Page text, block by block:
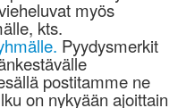
myös
kts.
Pyydysmerkit
postitamme ne
on nykyään ajoittain